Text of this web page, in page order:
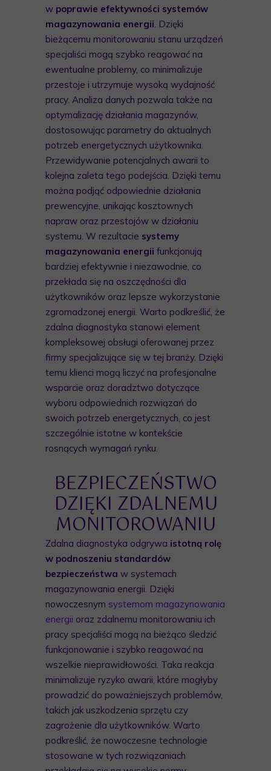
w poprawie efektywności systemów
magazynowania energii. Dzięki
bieżącemu monitorowaniu stanu urządzeń
specjaliści mogą szybko reagować na
ewentualne problemy, co minimalizuje
przestoje i utrzymuje wysoką wydajność
pracy. Analiza danych pozwala także na
optymalizację działania magazynów,
dostosowując parametry do aktualnych
potrzeb energetycznych użytkownika.
Przewidywanie potencjalnych awarii to
kolejna zaleta tego podejścia. Dzięki temu
można podjąć odpowiednie działania
prewencyjne, unikając kosztownych
napraw oraz przestojów w działaniu
systemu. W rezultacie systemy
magazynowania energii funkcjonują
bardziej efektywnie i niezawodnie, co
przekłada się na oszczędności dla
użytkowników oraz lepsze wykorzystanie
zgromadzonej energii. Warto podkreślić, że
zdalna diagnostyka stanowi element
kompleksowej obsługi oferowanej przez
firmy specjalizujące się w tej branży. Dzięki
temu klienci mogą liczyć na profesjonalne
wsparcie oraz doradztwo dotyczące
wyboru odpowiednich rozwiązań do
swoich potrzeb energetycznych, co jest
szczególnie istotne w kontekście
rosnących wymagań rynku.
BEZPIECZEŃSTWO
DZIĘKI ZDALNEMU
MONITOROWANIU
Zdalna diagnostyka odgrywa istotną rolę
w podnoszeniu standardów
bezpieczeństwa w systemach
magazynowania energii. Dzięki
nowoczesnym systemom magazynowania
energii oraz zdalnemu monitorowaniu ich
pracy specjaliści mogą na bieżąco śledzić
funkcjonowanie i szybko reagować na
wszelkie nieprawidłowości. Taka reakcja
minimalizuje ryzyko awarii, które mogłyby
prowadzić do poważniejszych problemów,
takich jak uszkodzenia sprzętu czy
zagrożenie dla użytkowników. Warto
podkreślić, że nowoczesne technologie
stosowane w tych rozwiązaniach